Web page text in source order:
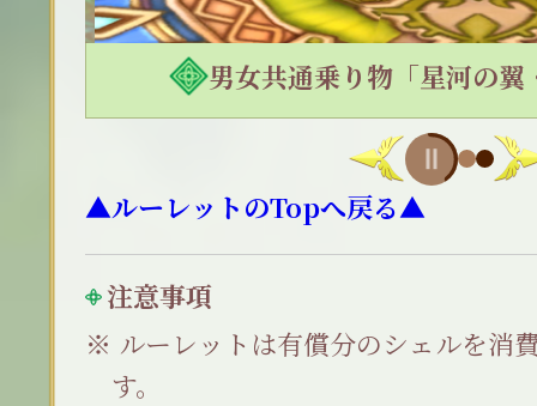
男女共通乗り物「星河の
▲ルーレットのTopへ戻る▲
注意事項
ルーレットは有償分のシェルを消
す。